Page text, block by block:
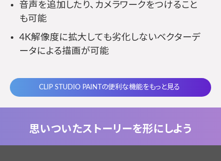
音声を追加したり、カメラワークをつけること
も可能
4K解像度に拡大しても劣化しないベクターデ
ータによる描画が可能
CLIP STUDIO PAINTの便利な機能をもっと見る
思いついたストーリーを形にしよう